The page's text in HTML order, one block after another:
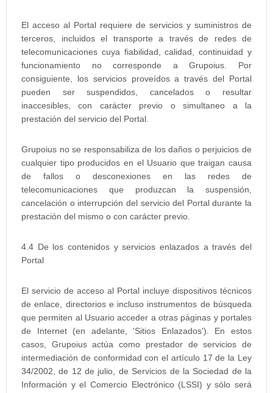
El acceso al Portal requiere de servicios y suministros de
terceros, incluidos el transporte a través de redes de
telecomunicaciones cuya fiabilidad, calidad, continuidad y
funcionamiento no corresponde a Grupoius. Por
consiguiente, los servicios proveídos a través del Portal
pueden ser suspendidos, cancelados o resultar
inaccesibles, con carácter previo o simultaneo a la
prestación del servicio del Portal.
Grupoius no se responsabiliza de los daños o perjuicios de
cualquier tipo producidos en el Usuario que traigan causa
de fallos o desconexiones en las redes de
telecomunicaciones que produzcan la suspensión,
cancelación o interrupción del servicio del Portal durante la
prestación del mismo o con carácter previo.
4.4 De los contenidos y servicios enlazados a través del
Portal
El servicio de acceso al Portal incluye dispositivos técnicos
de enlace, directorios e incluso instrumentos de búsqueda
que permiten al Usuario acceder a otras páginas y portales
de Internet (en adelante, 'Sitios Enlazados'). En estos
casos, Grupoius actúa como prestador de servicios de
intermediación de conformidad con el artículo 17 de la Ley
34/2002, de 12 de julio, de Servicios de la Sociedad de la
Información y el Comercio Electrónico (LSSI) y sólo será